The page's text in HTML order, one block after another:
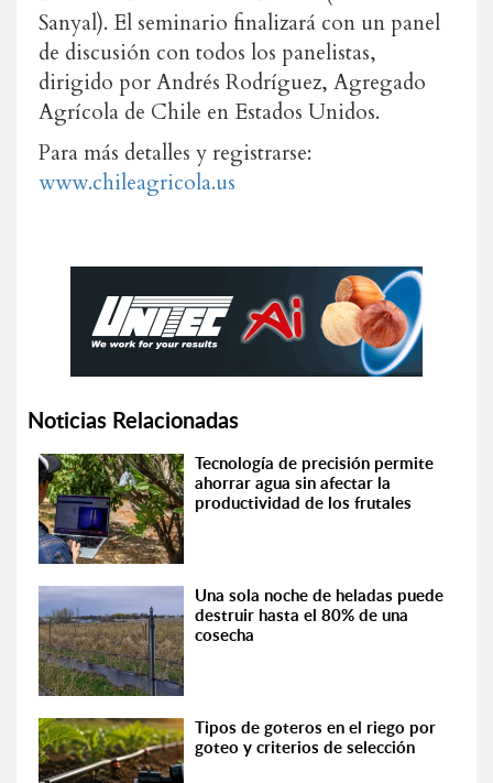
Sanyal). El seminario finalizará con un panel
de discusión con todos los panelistas,
dirigido por Andrés Rodríguez, Agregado
Agrícola de Chile en Estados Unidos.
Para más detalles y registrarse:
www.chileagricola.us
Noticias Relacionadas
Tecnología de precisión permite
ahorrar agua sin afectar la
productividad de los frutales
Una sola noche de heladas puede
destruir hasta el 80% de una
cosecha
Tipos de goteros en el riego por
goteo y criterios de selección